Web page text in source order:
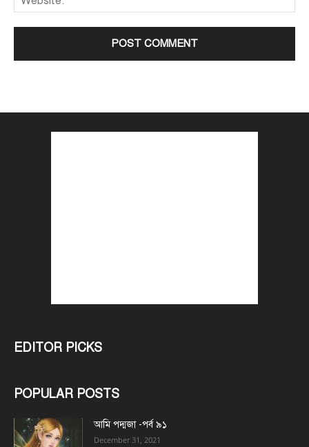
EDITOR PICKS
POPULAR POSTS
আমি পদ্মজা -পর্ব ৯১
December 31, 2021